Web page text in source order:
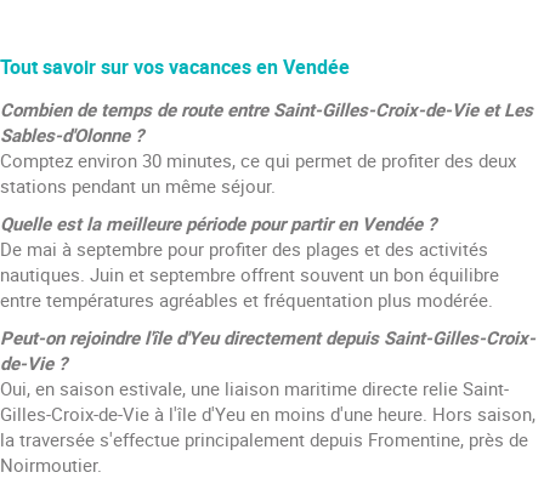
Tout savoir sur vos vacances en Vendée
Combien de temps de route entre Saint-Gilles-Croix-de-Vie et Les
Sables-d'Olonne ?
Comptez environ 30 minutes, ce qui permet de profiter des deux
stations pendant un même séjour.
Quelle est la meilleure période pour partir en Vendée ?
De mai à septembre pour profiter des plages et des activités
nautiques. Juin et septembre offrent souvent un bon équilibre
entre températures agréables et fréquentation plus modérée.
Peut-on rejoindre l'île d'Yeu directement depuis Saint-Gilles-Croix-
de-Vie ?
Oui, en saison estivale, une liaison maritime directe relie Saint-
Gilles-Croix-de-Vie à l'île d'Yeu en moins d'une heure. Hors saison,
la traversée s'effectue principalement depuis Fromentine, près de
Noirmoutier.